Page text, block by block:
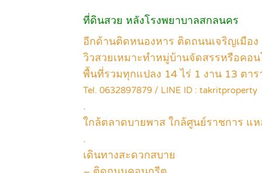
ที่ดินสวย หลังโรงพยาบาลสกลนคร
อีกด้านติดหนองหาร ติดถนนเจริญเมือง
วิวสวยเหมาะทำหมู่บ้านจัดสรรหรือคอ
พื้นที่รวมทุกแปลง 14 ไร่ 1 งาน 13 ตาร
Tel. 0632897879 / LINE ID : takritproperty
.
ใกล้ตลาดบายพาส ใกล้ศูนย์ราชการ แ
.
เดินทางสะดวกสบาย